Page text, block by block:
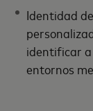
Identidad
identificar a
entornos